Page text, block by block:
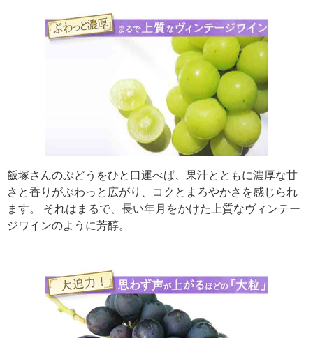
飯塚さんのぶどうをひと口運べば、果汁とともに濃厚な甘
さと香りがぶわっと広がり、コクとまろやかさを感じられ
ます。 それはまるで、長い年月をかけた上質なヴィンテー
ジワインのように芳醇。